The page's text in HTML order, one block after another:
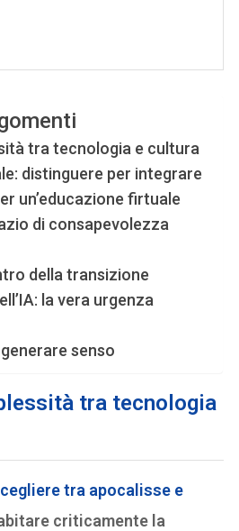
tra tecnologia e cultura
distinguere per integrare
un’educazione firtuale
di consapevolezza
della transizione
la vera urgenza
senso
tra tecnologia
tra apocalisse e
criticamente la